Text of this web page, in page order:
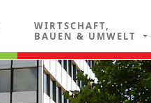
WIRTSCHAFT,
BAUEN & UMWELT